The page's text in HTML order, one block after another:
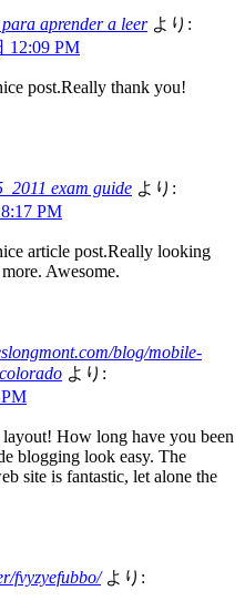
aprender a leer より:
12:09 PM
post.Really thank you!
exam guide より:
PM
article post.Really looking
Awesome.
blog/mobile-
より:
How long have you been
blogging look easy. The
site is fantastic, let alone the
fvyzyefubbo/ より: